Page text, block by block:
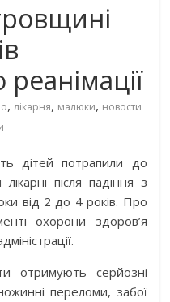
,лікарня, малюки, новости
дітей потрапили до
після падіння з
від 2 до 4 років. Про
охорони здоров’я
отримують серйозні
переломи, забої